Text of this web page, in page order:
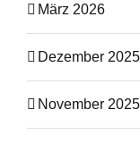
März 2026
Dezember 2025
November 2025